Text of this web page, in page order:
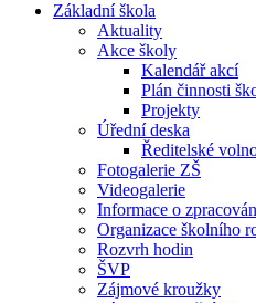
Základní škola
Aktuality
Akce školy
Kalendář akcí
Plán činnosti
Projekty
Úřední deska
Ředitelské
Fotogalerie ZŠ
Videogalerie
Informace o
Organizace školního
Rozvrh hodin
ŠVP
Zájmové kroužky